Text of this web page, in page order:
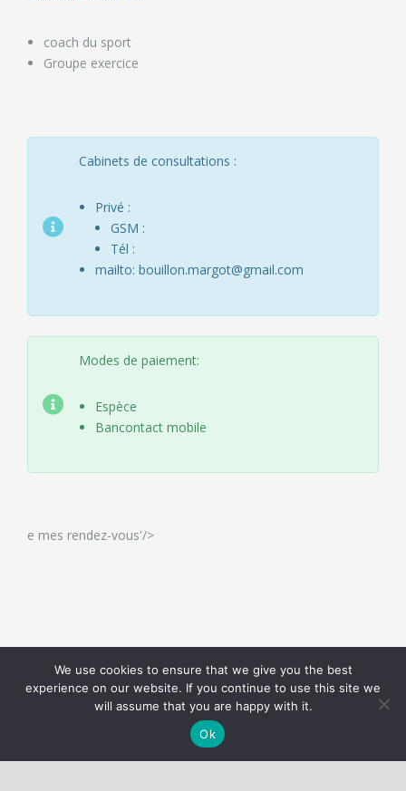
coach du sport
Groupe exercice
Cabinets de consultations :
Privé :
GSM :
Tél :
mailto: bouillon.margot@gmail.com
Modes de paiement:
Espèce
Bancontact mobile
e mes rendez-vous'/>
Nous utilisons des cookies pour vous garantir la meilleure
expérience sur notre site web.
Réglages des cookies
J'accepte
We use cookies to ensure that we give you the best
experience on our website. If you continue to use this site we
will assume that you are happy with it.
Ok